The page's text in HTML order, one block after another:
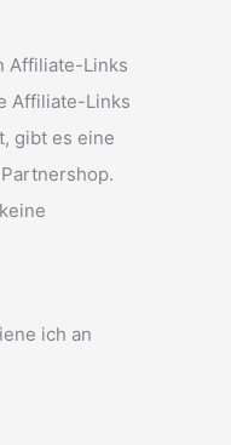
Affiliate-Links
Affiliate-Links
gibt es eine
ich an